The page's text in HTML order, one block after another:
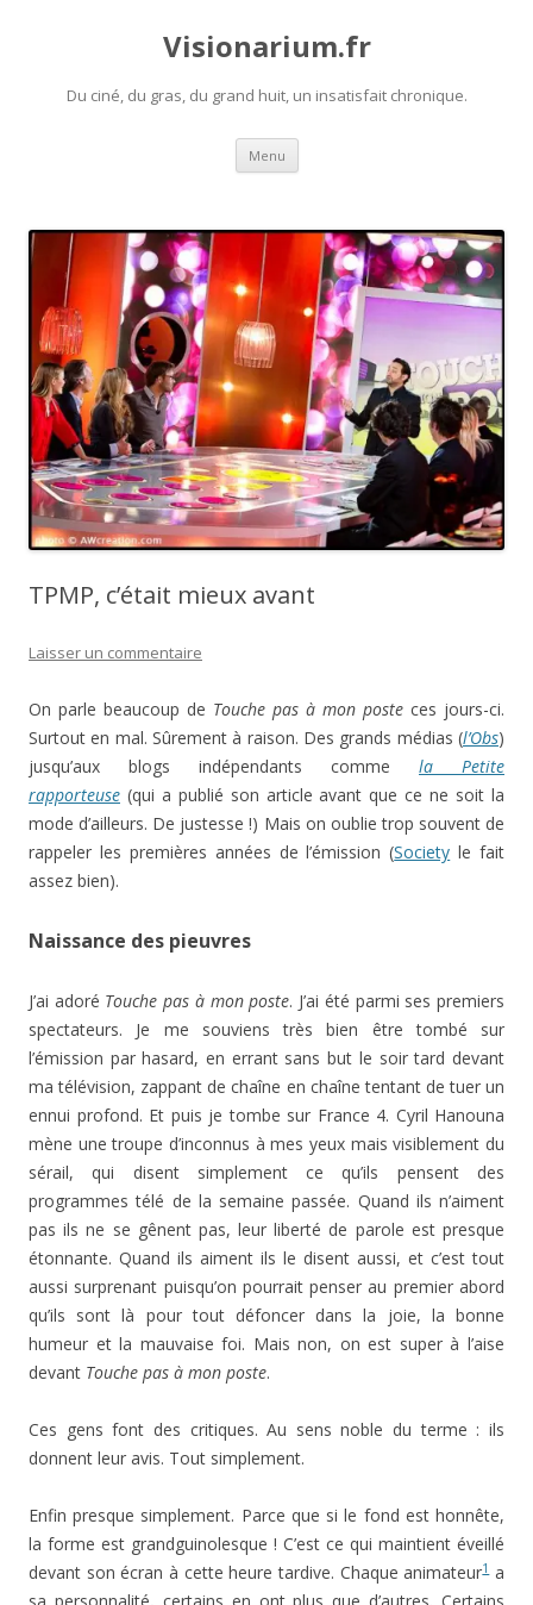
Visionarium.fr
Du ciné, du gras, du grand huit, un insatisfait chronique.
Menu Aller
contenu
TPMP, c’était mieux avant
Laisser un commentaire
On parle beaucoup de Touche pas à mon poste ces jours-ci.
Surtout en mal. Sûrement à raison. Des grands médias (l’Obs)
jusqu’aux blogs indépendants comme la Petite
rapporteuse (qui a publié son article avant que ce ne soit la
mode d’ailleurs. De justesse !) Mais on oublie trop souvent de
rappeler les premières années de l’émission (Society le fait
assez bien).
Naissance des pieuvres
J’ai adoré Touche pas à mon poste. J’ai été parmi ses premiers
spectateurs. Je me souviens très bien être tombé sur
l’émission par hasard, en errant sans but le soir tard devant
ma télévision, zappant de chaîne en chaîne tentant de tuer un
ennui profond. Et puis je tombe sur France 4. Cyril Hanouna
mène une troupe d’inconnus à mes yeux mais visiblement du
sérail, qui disent simplement ce qu’ils pensent des
programmes télé de la semaine passée. Quand ils n’aiment
pas ils ne se gênent pas, leur liberté de parole est presque
étonnante. Quand ils aiment ils le disent aussi, et c’est tout
aussi surprenant puisqu’on pourrait penser au premier abord
qu’ils sont là pour tout défoncer dans la joie, la bonne
humeur et la mauvaise foi. Mais non, on est super à l’aise
devant Touche pas à mon poste.
Ces gens font des critiques. Au sens noble du terme : ils
donnent leur avis. Tout simplement.
Enfin presque simplement. Parce que si le fond est honnête,
la forme est grandguinolesque ! C’est ce qui maintient éveillé
devant son écran à cette heure tardive. Chaque animateur1a